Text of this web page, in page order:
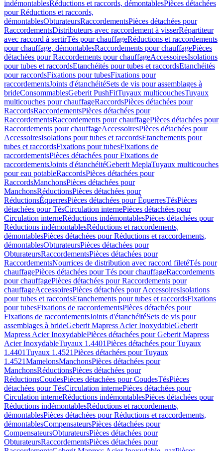
indémontablesRéductions et raccords, démontablesPièces détachées
pour Réductions et raccords,
démontablesObturateursRaccordementsPièces détachées pour
RaccordementsDistributeurs avec raccordement à visserRépartiteur
avec raccord à sertirTés pour chauffageRéductions et raccordements
pour chauffage, démontablesRaccordements pour chauffagePièces
détachées pour Raccordements pour chauffageAccessoiresIsolations
pour tubes et raccordsEtanchéités pour tubes et raccordsEtanchéités
pour raccordsFixations pour tubesFixations pour
raccordementsJoints d'étanchéitéSets de vis pour assemblages à
brideConsommablesGeberit PushFitTuyaux multicouchesTuyaux
multicouches pour chauffageRaccordsPièces détachées pour
RaccordsRaccordementsPièces détachées pour
RaccordementsRaccordements pour chauffagePièces détachées pour
Raccordements pour chauffageAccessoiresPièces détachées pour
AccessoiresIsolations pour tubes et raccordsEtanchements pour
tubes et raccordsFixations pour tubesFixations de
raccordementsPièces détachées pour Fixations de
raccordementsJoints d'étanchéitéGeberit MeplaTuyaux multicouches
pour eau potableRaccordsPièces détachées pour
RaccordsManchonsPièces détachées pour
ManchonsRéductionsPièces détachées pour
RéductionsÉquerresPièces détachées pour ÉquerresTésPièces
détachées pour TésCirculation internePièces détachées pour
Circulation interneRéductions indémontablesPièces détachées pour
Réductions indémontablesRéductions et raccordements,
démontablesPièces détachées pour Réductions et raccordements,
démontablesObturateursPièces détachées pour
ObturateursRaccordementsPièces détachées pour
RaccordementsNourrices de distribution avec raccord filetéTés pour
chauffagePièces détachées pour Tés pour chauffageRaccordements
pour chauffagePièces détachées pour Raccordements pour
chauffageAccessoiresPièces détachées pour AccessoiresIsolations
pour tubes et raccordsEtanchements pour tubes et raccordsFixations
pour tubesFixations de raccordementsPièces détachées pour
Fixations de raccordementsJoints d'étanchéitéSets de vis pour
assemblages à brideGeberit Mapress Acier InoxydableGeberit
Mapress Acier InoxydablePièces détachées pour Geberit Mapress
Acier InoxydableTuyaux 1.4401Pièces détachées pour Tuyaux
1.4401Tuyaux 1.4521Pièces détachées pour Tuyaux
1.4521MamelonsManchonsPièces détachées pour
ManchonsRéductionsPièces détachées pour
RéductionsCoudesPièces détachées pour CoudesTésPièces
détachées pour TésCirculation internePièces détachées pour
Circulation interneRéductions indémontablesPièces détachées pour
Réductions indémontablesRéductions et raccordements,
démontablesPièces détachées pour Réductions et raccordements,
démontablesCompensateursPièces détachées pour
CompensateursObturateursPièces détachées pour
ObturateursRaccordementsPièces détachées pour